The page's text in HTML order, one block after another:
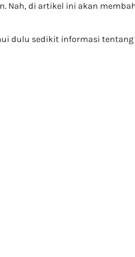
Nah, di artikel ini akan
dulu sedikit informasi tentang